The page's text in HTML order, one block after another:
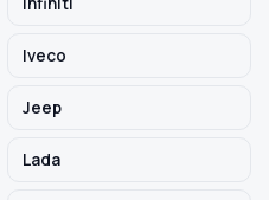
Iveco
Jeep
Lada